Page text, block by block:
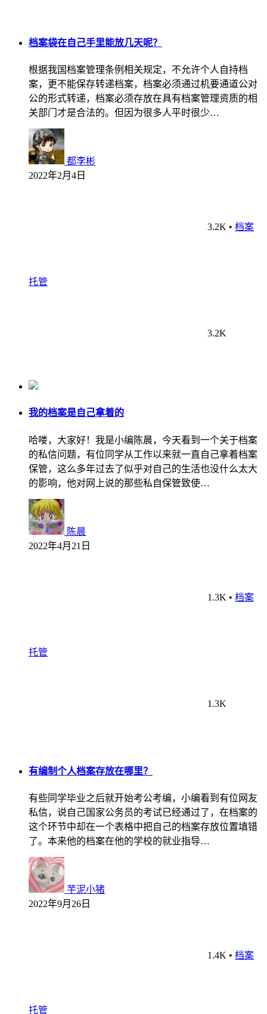
档案袋在自己手里能放几天呢？
根据我国档案管理条例相关规定，不允许个人自持档
案，更不能保存转递档案，档案必须通过机要通道公对
公的形式转递，档案必须存放在具有档案管理资质的相
关部门才是合法的。但因为很多人平时很少…
都李彬
2022年2月4日
3.2K • 档案
托管
3.2K
我的档案是自己拿着的
哈喽，大家好！我是小编陈晨，今天看到一个关于档案
的私信问题，有位同学从工作以来就一直自己拿着档案
保管，这么多年过去了似乎对自己的生活也没什么太大
的影响，他对网上说的那些私自保管致使…
陈晨
2022年4月21日
1.3K • 档案
托管
1.3K
有编制个人档案存放在哪里？
有些同学毕业之后就开始考公考编，小编看到有位网友
私信，说自己国家公务员的考试已经通过了，在档案的
这个环节中却在一个表格中把自己的档案存放位置填错
了。本来他的档案在他的学校的就业指导…
芋泥小猪
2022年9月26日
1.4K • 档案
托管